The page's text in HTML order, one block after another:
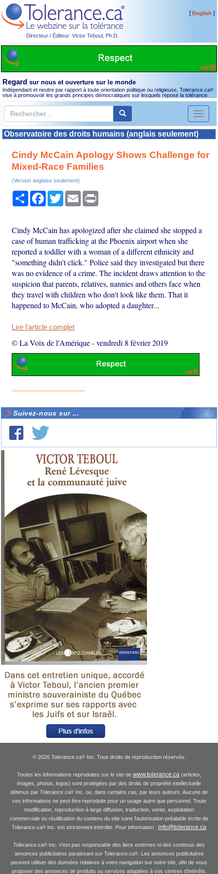
Directeur / Éditeur: Victor Teboul, Ph.D.
[English ]
Regard sur nous et ouverture sur le monde
Indépendant et neutre par rapport à toute orientation politique ou religieuse, Tolerance.ca®
vise à promouvoir les grands principes démocratiques sur lesquels repose la tolérance.
Toggle
Observatoire des droits humains (anglais seulement)
Cindy McCain Apology Shows Challenge for
Mixed-Race Families
(Version anglaise seulement)
PartagerFacebook
TwitterEmail
Cindy McCain has apologized after she claimed she stopped a
case of human trafficking at the Phoenix airport when she
reported a toddler with a woman of a different ethnicity and
"something didn't click." Police said they investigated but there
was no evidence of a crime. The incident draws attention to the
suspicion that parents, relatives, nannies and others face when
they travel with children who don't look like them. That it
happened to McCain, who adopted a daughter...
Lire l'article complet
© La Voix de l'Amérique-vendredi 8 février 2019
Suivez-nous sur ...
© 2026 Tolerance.ca®Inc. Tous droits de reproduction réservés.
Toutes les informations reproduites sur le site de www.tolerance.ca(articles,
images, photos, logos) sont protégées par des droits de propriété intellectuelle
détenus par Tolerance.ca® Inc. ou, dans certains cas, par leurs auteurs. Aucune de
ces informations ne peut être reproduite pour un usage autre que personnel. Toute
modification, reproduction à large diffusion, traduction, vente, exploitation
commerciale ou réutilisation du contenu du site sans l'autorisation préalable écrite de
Tolerance.ca® Inc. est strictement interdite. Pour information : info@tolerance.ca
Tolerance.ca® Inc. n'est pas responsable des liens externes ni des contenus des
annonces publicitaires paraissant sur Tolerance.ca®. Les annonces publicitaires
peuvent utiliser des données relatives à votre navigation sur notre site, afin de vous
proposer des annonces de produits ou services adaptées à vos centres d'intérêts.